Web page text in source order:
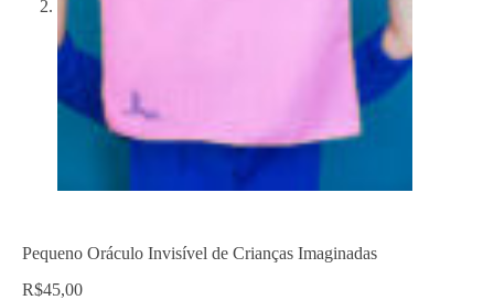
Pequeno Oráculo Invisível de Crianças Imaginadas
R$45,00